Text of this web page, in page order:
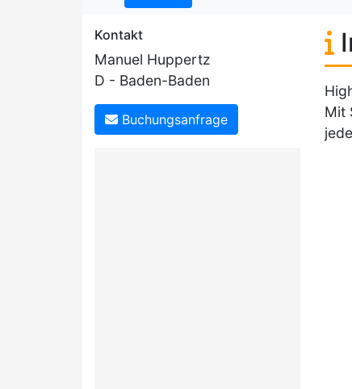
Kontakt
Manuel Huppertz
D - Baden-Baden
Buchungsanfrage
Mit